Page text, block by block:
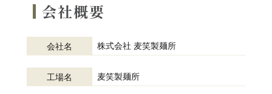
会社概要
会社名 株式会社 麦笑製麺所
工場名 麦笑製麺所